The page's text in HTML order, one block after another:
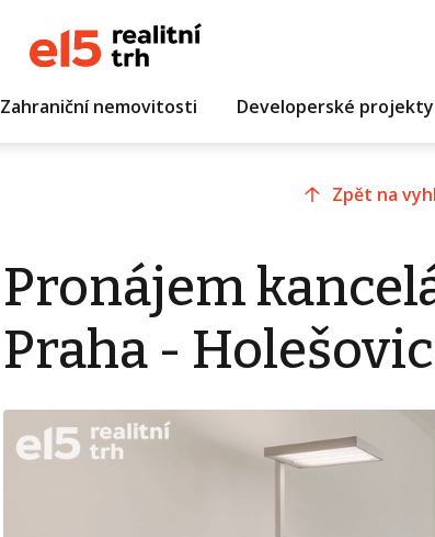
Zahraniční nemovitosti Developerské projekty
Zpět na
Pronájem
Praha -